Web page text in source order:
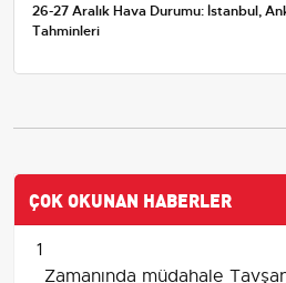
26-27 Aralık Hava Durumu: İstanbul,
Tahminleri
ÇOK OKUNAN HABERLER
1
Zamanında müdahale